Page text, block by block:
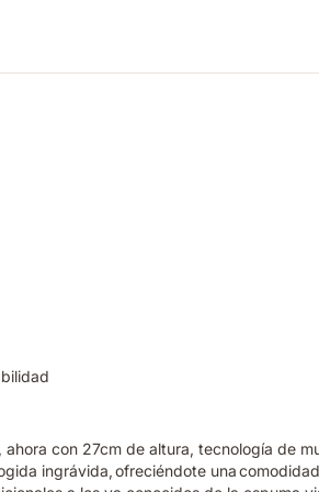
con 27cm de altura, tecnología de
ingrávida, ofreciéndote una